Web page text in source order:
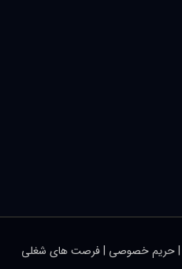
|حریم خصوصی |فرصت های شغلی